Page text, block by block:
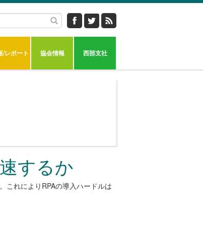
/レポート 協会情報 西部支社
するか
これによりRPAの導入ハードルは